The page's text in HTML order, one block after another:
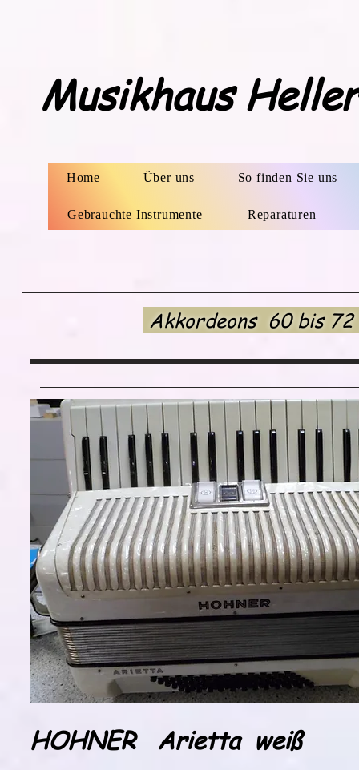
Musikhaus
Home Über uns So finden Sie uns
Gebrauchte Instrumente Reparaturen
Akkordeons 60 bis 72
HOHNER Arietta weiß